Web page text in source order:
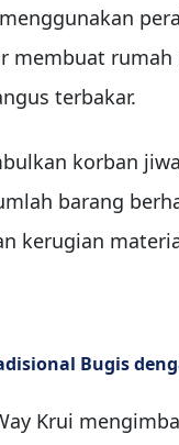
membuat
terbakar.
korban
barang
kerugian
Bugis
Krui